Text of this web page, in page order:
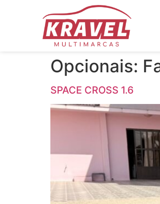
Opcionais:
SPACE CROSS 1.6